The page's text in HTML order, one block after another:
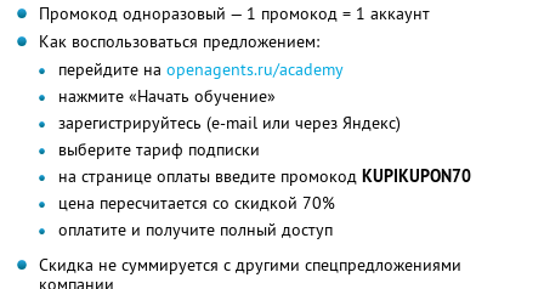
Промокод одноразовый — 1 промокод = 1 аккаунт
Как воспользоваться предложением:
перейдите на openagents.ru/academy
нажмите «Начать обучение»
зарегистрируйтесь (e-mail или через Яндекс)
выберите тариф подписки
на странице оплаты введите промокод KUPIKUPON70
цена пересчитается со скидкой 70%
оплатите и получите полный доступ
Скидка не суммируется с другими спецпредложениями
компании